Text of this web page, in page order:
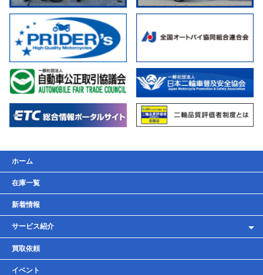
ホーム
在庫一覧
新着情報
サービス紹介
レンタルバイク
車検・点検・整備
買取依頼
イベント